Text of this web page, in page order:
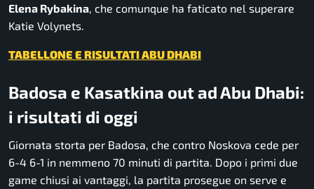
Elena Rybakina, che comunque ha faticato nel superare
Katie Volynets.
TABELLONE E RISULTATI ABU DHABI
Badosa e Kasatkina out ad Abu Dhabi:
i risultati di oggi
Giornata storta per Badosa, che contro Noskova cede per
6-4 6-1 in nemmeno 70 minuti di partita. Dopo i primi due
game chiusi ai vantaggi, la partita prosegue on serve e